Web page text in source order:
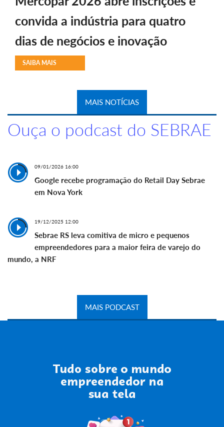
convida a indústria para quatro
dias de negócios e inovação
SAIBA MAIS
MAIS NOTÍCIAS
Ouça o podcast do SEBRAE
09/01/2026 16:00
Google recebe programação do Retail Day Sebrae
em Nova York
19/12/2025 12:00
Sebrae RS leva comitiva de micro e pequenos
empreendedores para a maior feira de varejo do
mundo, a NRF
MAIS PODCAST